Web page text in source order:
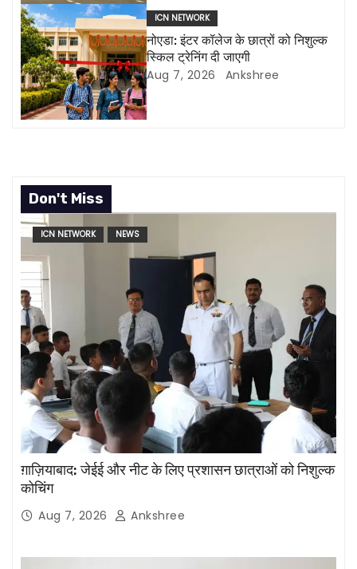
t
i
o
n
ICN NETWORK
नोएडा: इंटर कॉलेज के छात्रों को निशुल्क
स्किल ट्रेनिंग दी जाएगी
Aug 7, 2026 Ankshree
Don't Miss
ICN NETWORK NEWS
ग़ाज़ियाबाद: जेईई और नीट के लिए प्रशासन छात्राओं को निशुल्क
कोचिंग
Aug 7, 2026 Ankshree